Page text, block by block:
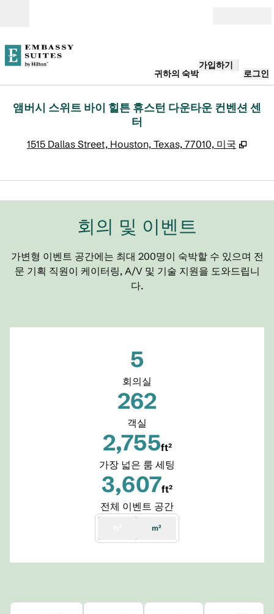
귀하의 숙박
가입하기
로그인
앰버시 스위트 바이 힐튼 휴스턴 다운타운 컨벤션 센
터
1515 Dallas Street, Houston, Texas, 77010, 미국 ,
1/13
회의 및 이벤트
가변형 이벤트 공간에는 최대 200명이 숙박할 수 있으며 전
문 기획 직원이 케이터링, A/V 및 기술 지원을 도와드립니
다.
5
회의실
262
객실
2,755ft²
ft²
가장 넓은 룸 세팅
3,607ft²
ft²
전체 이벤트 공간
m²